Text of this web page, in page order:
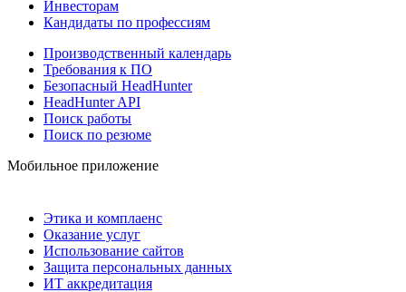
Инвесторам
Кандидаты по профессиям
Производственный календарь
Требования к ПО
Безопасный HeadHunter
HeadHunter API
Поиск работы
Поиск по резюме
Мобильное приложение
Этика и комплаенс
Оказание услуг
Использование сайтов
Защита персональных данных
ИТ аккредитация